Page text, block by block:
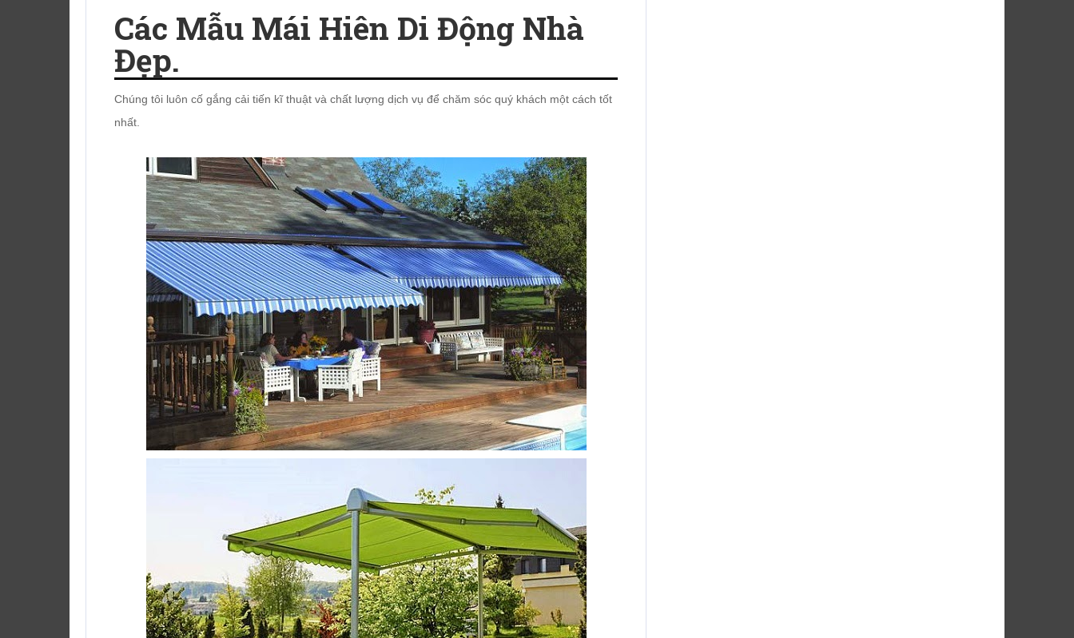
Các Mẫu Mái Hiên Di Động Nhà
Đẹp.
Chúng tôi luôn cố gắng cải tiến kĩ thuật và chất lượng dịch vụ để chăm sóc quý khách một cách tốt
nhất.